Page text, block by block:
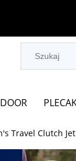
Travel Clutch Jet